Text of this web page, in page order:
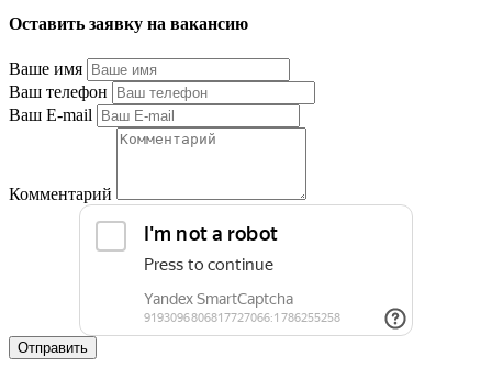
Оставить заявку на вакансию
Ваше имя
Ваш телефон
Ваш E-mail
Комментарий
Отправить